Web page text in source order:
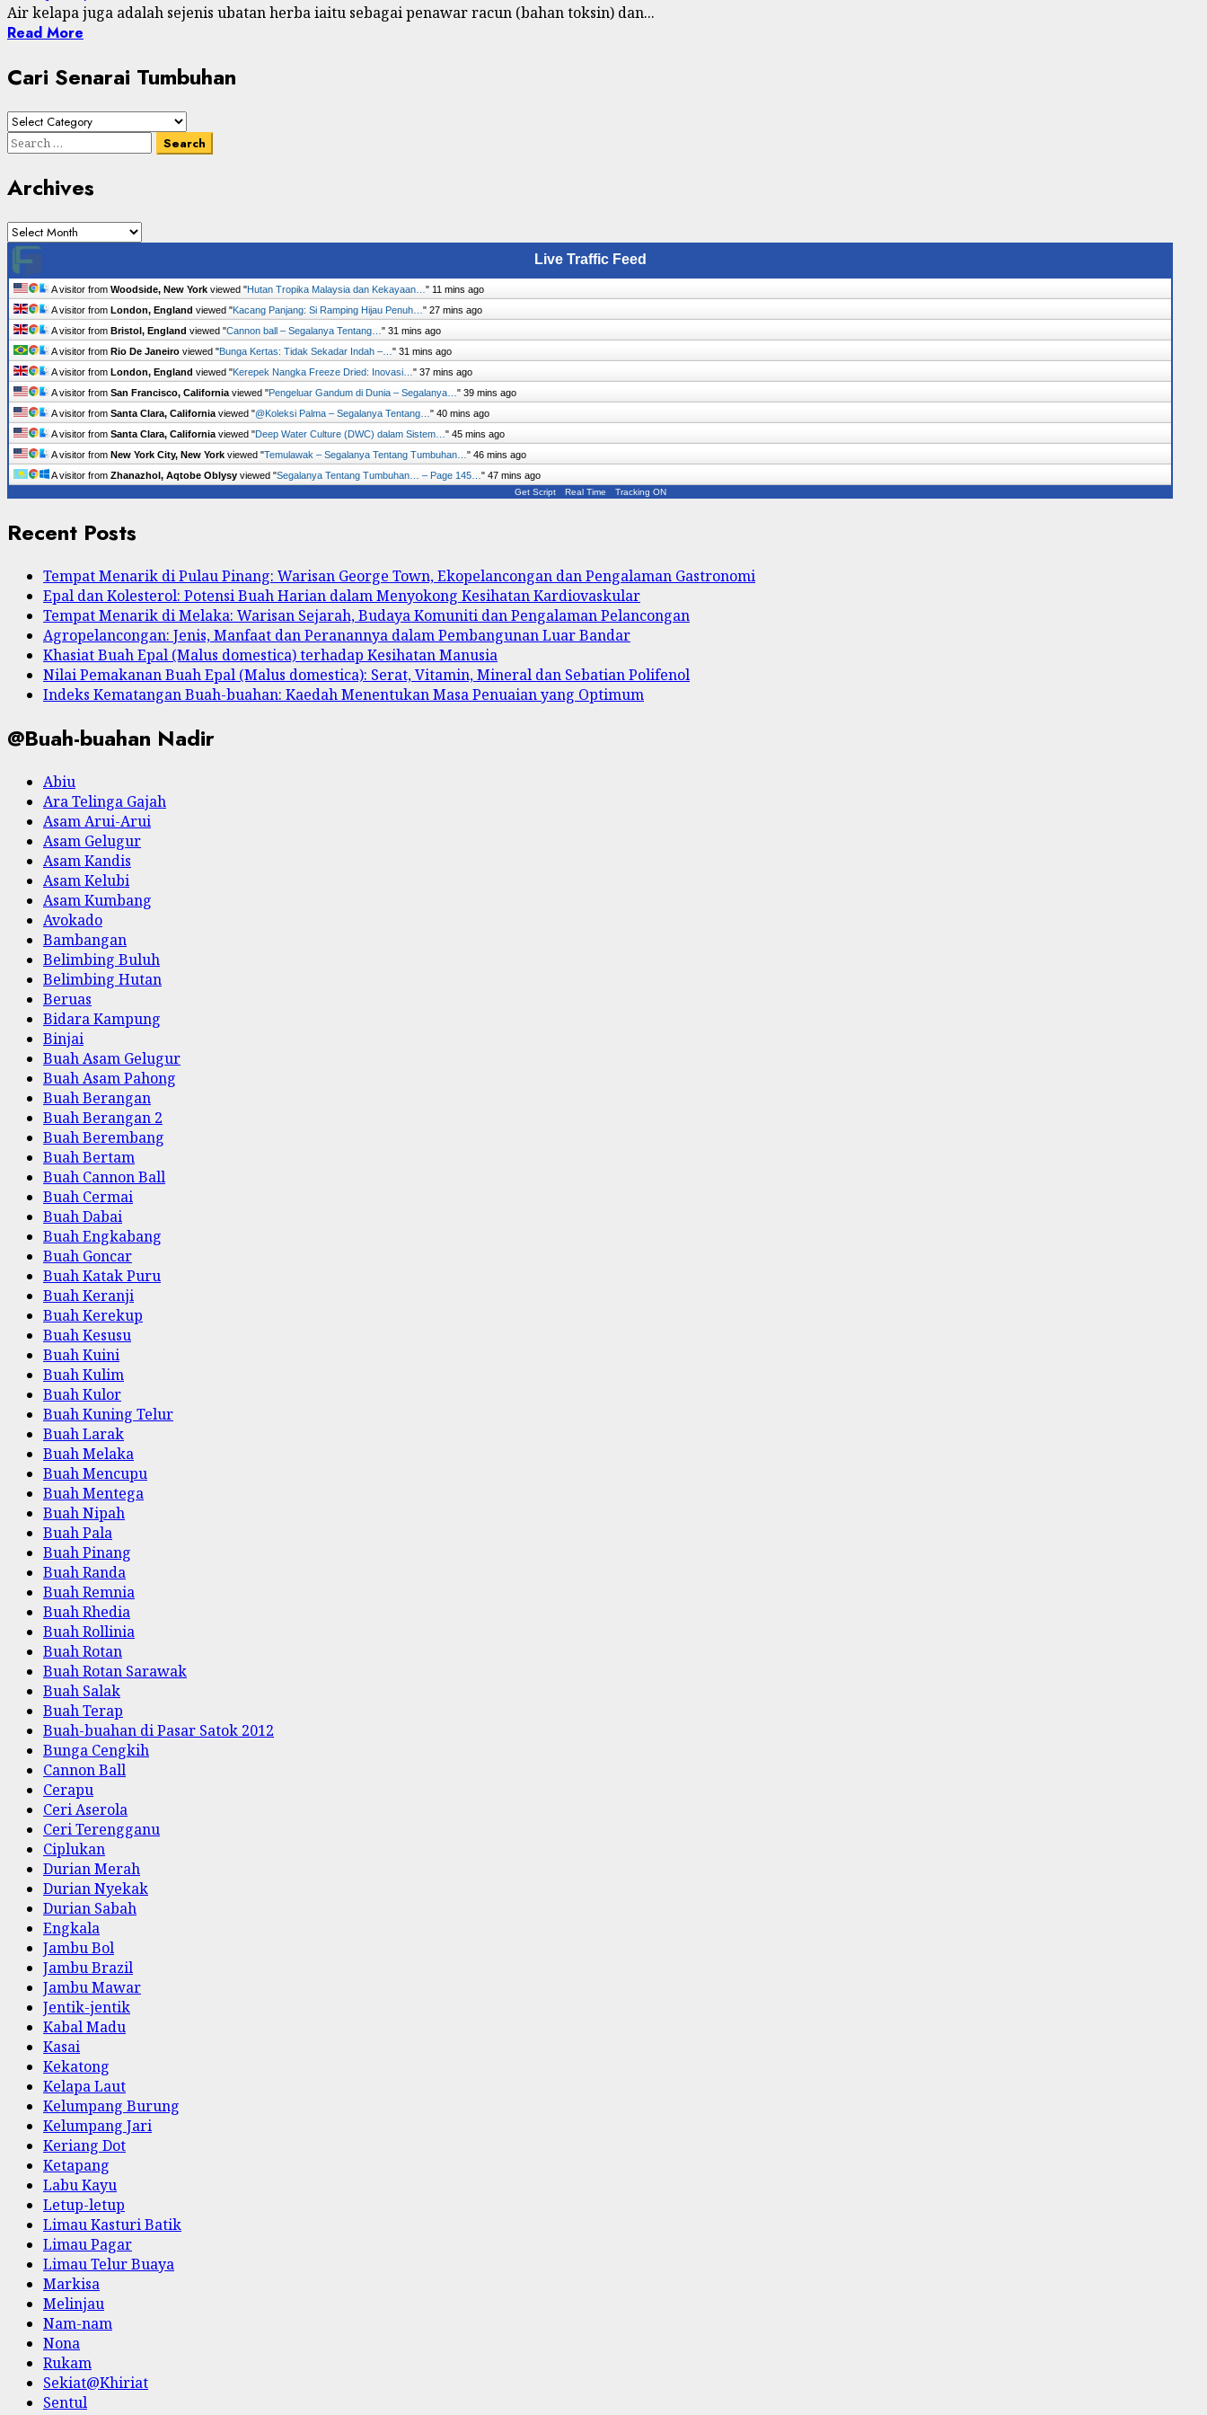
Air kelapa juga adalah sejenis ubatan herba iaitu sebagai penawar racun (bahan toksin) dan...
Read More
Cari Senarai Tumbuhan
Cari
Senarai
Tumbuhan
Search
Archives
Archives
Live Traffic Feed
A visitor from Woodside, New York viewed "Hutan Tropika Malaysia dan Kekayaan… " 11 mins ago
A visitor from London, England viewed "Kacang Panjang: Si Ramping Hijau Penuh… " 27 mins ago
A visitor from Bristol, England viewed "Cannon ball – Segalanya Tentang… " 31 mins ago
A visitor from Rio De Janeiro viewed "Bunga Kertas: Tidak Sekadar Indah –… " 31 mins ago
A visitor from London, England viewed "Kerepek Nangka Freeze Dried: Inovasi… " 37 mins ago
A visitor from San Francisco, California viewed "Pengeluar Gandum di Dunia – Segalanya… " 39 mins ago
A visitor from Santa Clara, California viewed "@Koleksi Palma – Segalanya Tentang… " 40 mins ago
A visitor from Santa Clara, California viewed "Deep Water Culture (DWC) dalam Sistem… " 45 mins ago
A visitor from New York City, New York viewed "Temulawak – Segalanya Tentang Tumbuhan… " 46 mins ago
A visitor from Zhanazhol, Aqtobe Oblysy viewed "Segalanya Tentang Tumbuhan… – Page 145… " 47 mins ago
Get Script Real Time Tracking ON
Recent Posts
Tempat Menarik di Pulau Pinang: Warisan George Town, Ekopelancongan dan Pengalaman Gastronomi
Epal dan Kolesterol: Potensi Buah Harian dalam Menyokong Kesihatan Kardiovaskular
Tempat Menarik di Melaka: Warisan Sejarah, Budaya Komuniti dan Pengalaman Pelancongan
Agropelancongan: Jenis, Manfaat dan Peranannya dalam Pembangunan Luar Bandar
Khasiat Buah Epal (Malus domestica) terhadap Kesihatan Manusia
Nilai Pemakanan Buah Epal (Malus domestica): Serat, Vitamin, Mineral dan Sebatian Polifenol
Indeks Kematangan Buah-buahan: Kaedah Menentukan Masa Penuaian yang Optimum
@Buah-buahan Nadir
Abiu
Ara Telinga Gajah
Asam Arui-Arui
Asam Gelugur
Asam Kandis
Asam Kelubi
Asam Kumbang
Avokado
Bambangan
Belimbing Buluh
Belimbing Hutan
Beruas
Bidara Kampung
Binjai
Buah Asam Gelugur
Buah Asam Pahong
Buah Berangan
Buah Berangan 2
Buah Berembang
Buah Bertam
Buah Cannon Ball
Buah Cermai
Buah Dabai
Buah Engkabang
Buah Goncar
Buah Katak Puru
Buah Keranji
Buah Kerekup
Buah Kesusu
Buah Kuini
Buah Kulim
Buah Kulor
Buah Kuning Telur
Buah Larak
Buah Melaka
Buah Mencupu
Buah Mentega
Buah Nipah
Buah Pala
Buah Pinang
Buah Randa
Buah Remnia
Buah Rhedia
Buah Rollinia
Buah Rotan
Buah Rotan Sarawak
Buah Salak
Buah Terap
Buah-buahan di Pasar Satok 2012
Bunga Cengkih
Cannon Ball
Cerapu
Ceri Aserola
Ceri Terengganu
Ciplukan
Durian Merah
Durian Nyekak
Durian Sabah
Engkala
Jambu Bol
Jambu Brazil
Jambu Mawar
Jentik-jentik
Kabal Madu
Kasai
Kekatong
Kelapa Laut
Kelumpang Burung
Kelumpang Jari
Keriang Dot
Ketapang
Labu Kayu
Letup-letup
Limau Kasturi Batik
Limau Pagar
Limau Telur Buaya
Markisa
Melinjau
Nam-nam
Nona
Rukam
Sekiat@Khiriat
Sentul